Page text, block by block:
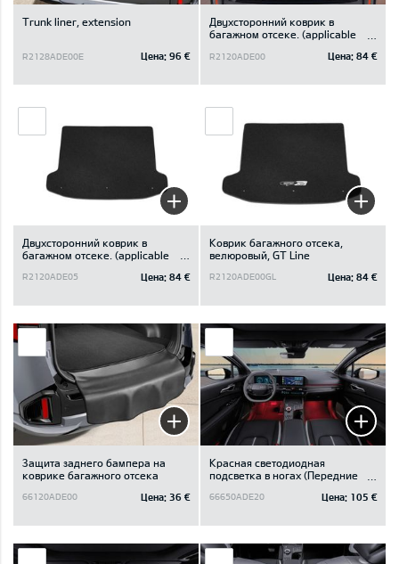
Trunk liner, extension
R2128ADE00E Цена: 96 €
Двухсторонний коврик в
багажном отсеке. (applicable
R2120ADE00 Цена: 84 €
Двухсторонний коврик в
багажном отсеке. (applicable
R2120ADE05 Цена: 84 €
Коврик багажного отсека,
велюровый, GT Line
R2120ADE00GL Цена: 84 €
Защита заднего бампера на
коврике багажного отсека
66120ADE00 Цена: 36 €
Красная светодиодная
подсветка в ногах (Передние
66650ADE20 Цена: 105 €